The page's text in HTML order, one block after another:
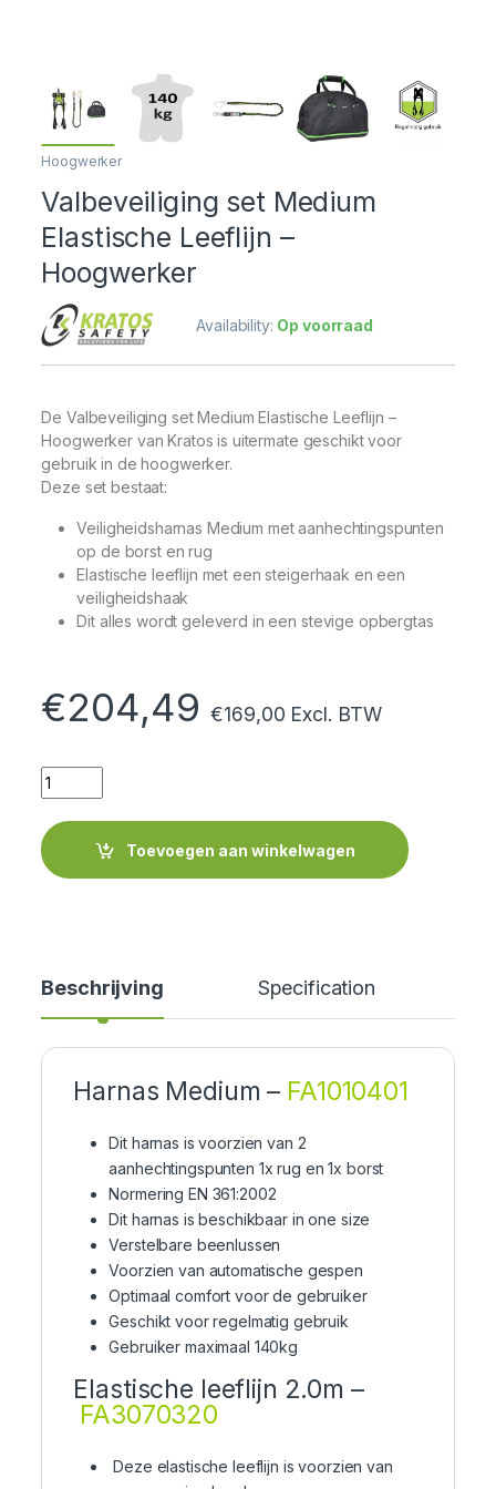
Hoogwerker
Valbeveiliging set Medium
Elastische Leeflijn –
Hoogwerker
Availability: Op voorraad
De Valbeveiliging set Medium Elastische Leeflijn –
Hoogwerker van Kratos is uitermate geschikt voor
gebruik in de hoogwerker.
Deze set bestaat:
Veiligheidsharnas Medium met aanhechtingspunten
op de borst en rug
Elastische leeflijn met een steigerhaak en een
veiligheidshaak
Dit alles wordt geleverd in een stevige opbergtas
€204,49 €169,00 Excl. BTW
Quantity
Toevoegen aan winkelwagen
Beschrijving Specification
Harnas Medium – FA1010401
Dit harnas is voorzien van 2
aanhechtingspunten 1x rug en 1x borst
Normering EN 361:2002
Dit harnas is beschikbaar in one size
Verstelbare beenlussen
Voorzien van automatische gespen
Optimaal comfort voor de gebruiker
Geschikt voor regelmatig gebruik
Gebruiker maximaal 140kg
Elastische leeflijn 2.0m –
FA3070320
Deze elastische leeflijn is voorzien van